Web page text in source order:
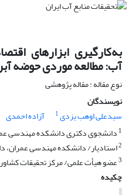
به‌کارگیری ابزارهای
آب: مطالعه موردی حوضه
نوع مقاله : مقاله پژوهشی
نویسندگان
سیدعلی اوهب یزدی1 آزاده احمدی
1 دانشجوی دکتری دانشکده مهندسی
2استادیار/ دانشکده مهندسی عمران،
3عضو هیأت علمی/ مرکز تحقیقات
چکیده